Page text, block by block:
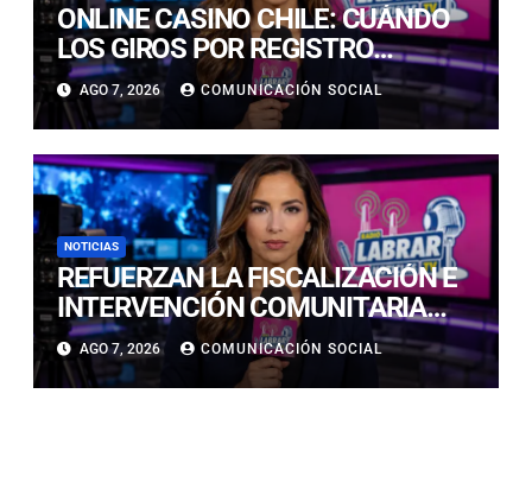
ONLINE CASINO CHILE: CUÁNDO
LOS GIROS POR REGISTRO
REALMENTE SIRVEN
AGO 7, 2026 COMUNICACIÓN SOCIAL
NOTICIAS
REFUERZAN LA FISCALIZACIÓN E
INTERVENCIÓN COMUNITARIA
CON OPERATIVO CONJUNTO EN
CALDERA
AGO 7, 2026 COMUNICACIÓN SOCIAL